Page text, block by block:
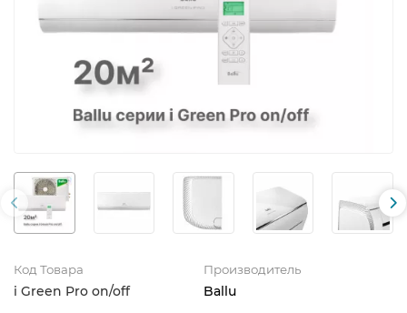
Код Товара
i Green Pro on/off
Производитель
Ballu